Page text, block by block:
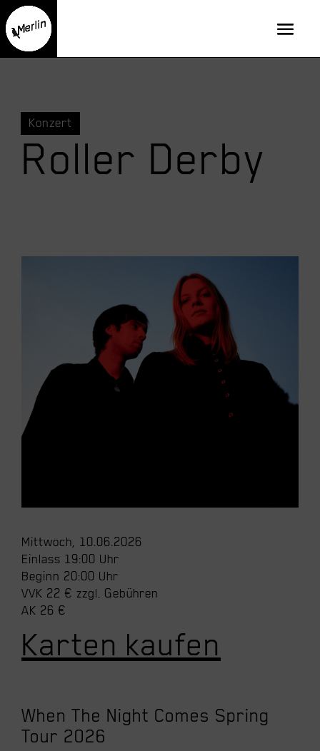
Konzert
Roller Derby
Mittwoch, 10.06.2026
Einlass 19:00 Uhr
Beginn 20:00 Uhr
VVK 22 € zzgl. Gebühren
AK 26 €
Karten kaufen
When The Night Comes Spring
Tour 2026